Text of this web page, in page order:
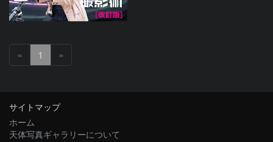
« 1 »
サイトマップ
ホーム
天体写真ギャラリーについて